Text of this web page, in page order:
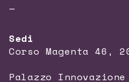
—
Sedi
Corso Magenta 46,
Palazzo Innovazione